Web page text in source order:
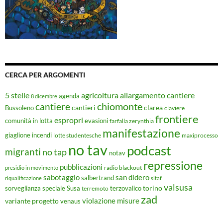
CERCA PER ARGOMENTI
5 stelle 8 dicembre agenda agricolturaallargamento cantiere
Bussolenocantierecantieri chiomonteclarea claviere
comunità in lotta espropri evasioni farfalla zerynthia frontiere
giaglione incendi lotte studentesche manifestazione maxiprocesso
migranti no tap no tav notav podcast
presidio in movimento pubblicazioni radio blackout repressione
riqualificazione sabotaggiosalbertrandsan didero sitaf
sorveglianza speciale Susa terremoto terzovalico torinovalsusa
variante progettovenaus violazione misure zad